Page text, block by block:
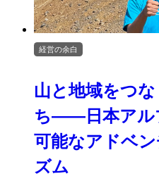
山と地域をつ
ち――日本アル
可能なアドベ
ズム
経営の余白